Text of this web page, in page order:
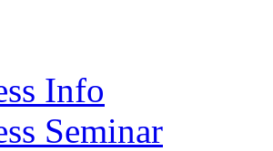
Info
Seminar